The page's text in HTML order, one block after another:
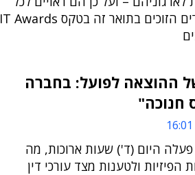
שבח ● אלה הם המנמ"רים הזוכים בתואר זה בטקס IT Awards
ההוצאה לפועל: בחברה
חנוכה"
היום (ד') שעות ארוכות, מה
ולטענות מצד עורכי דין